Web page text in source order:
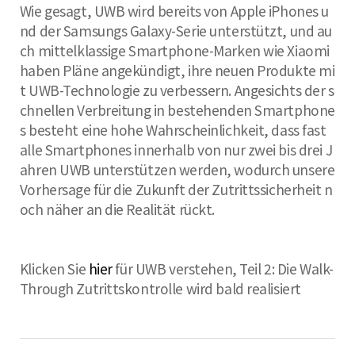
Wie gesagt, UWB wird bereits von Apple iPhones u
nd der Samsungs Galaxy-Serie unterstützt, und au
ch mittelklassige Smartphone-Marken wie Xiaomi
haben Pläne angekündigt, ihre neuen Produkte mi
t UWB-Technologie zu verbessern. Angesichts der s
chnellen Verbreitung in bestehenden Smartphone
s besteht eine hohe Wahrscheinlichkeit, dass fast
alle Smartphones innerhalb von nur zwei bis drei J
ahren UWB unterstützen werden, wodurch unsere
Vorhersage für die Zukunft der Zutrittssicherheit n
och näher an die Realität rückt.
Klicken Sie hierfür UWB verstehen, Teil 2: Die Walk-
Through Zutrittskontrolle wird bald realisiert